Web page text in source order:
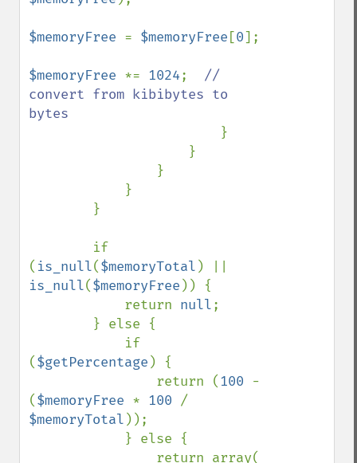
$memoryFree = $memoryFree [0];
$memoryFree *= 1024; //
convert from kibibytes to
bytes
}
( is_null($memoryTotal
is_null($memoryFree )) {
            return
null;
($getPercentage ) {
                return (
100 -
($memoryFree * 100
$memoryTotal ));